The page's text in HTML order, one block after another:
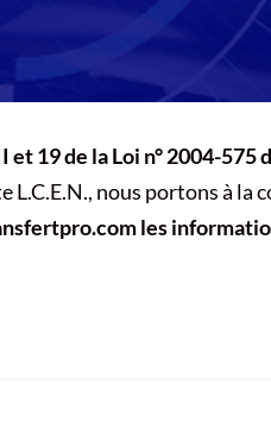
19 de la Loi n° 2004-575
L.C.E.N., nous portons à la
les